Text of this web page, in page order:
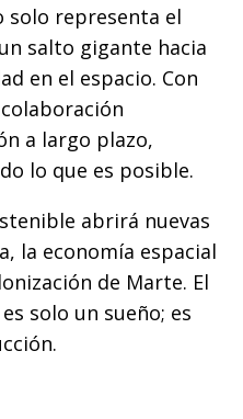
solo representa el
salto gigante hacia
en el espacio. Con
a largo plazo,
lo que es posible.
abrirá nuevas
la economía espacial
de Marte. El
solo un sueño; es